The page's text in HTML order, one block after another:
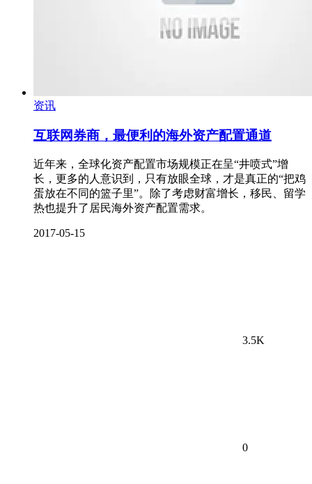
资讯
互联网券商，最便利的海外资产配置通道
近年来，全球化资产配置市场规模正在呈“井喷式”增
长，更多的人意识到，只有放眼全球，才是真正的“把鸡
蛋放在不同的篮子里”。除了考虑财富增长，移民、留学
热也提升了居民海外资产配置需求。
2017-05-15
3.5K
0